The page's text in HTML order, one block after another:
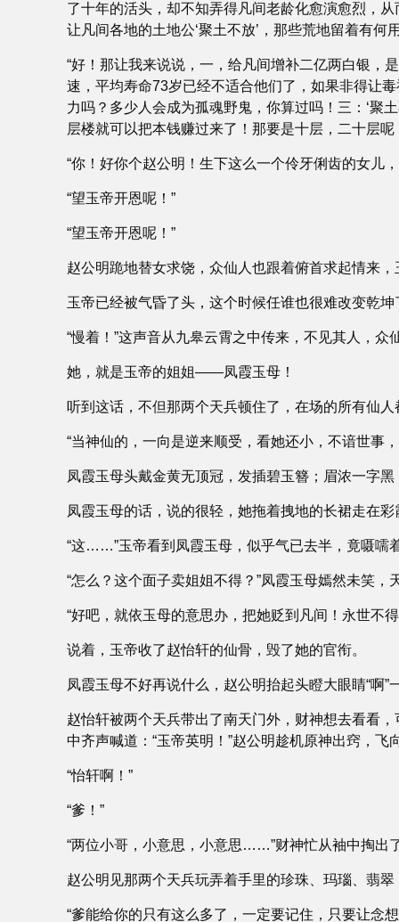
了十年的活头，却不知弄得凡间老龄化愈演愈烈，
让凡间各地的土地公‘聚土不放’，那些荒地留着有
“好！那让我来说说，一，给凡间增补二亿两白银，
速，平均寿命73岁已经不适合他们了，如果非得让
力吗？多少人会成为孤魂野鬼，你算过吗！三：‘聚
层楼就可以把本钱赚过来了！那要是十层，二十层
“你！好你个赵公明！生下这么一个伶牙俐齿的女儿
“望玉帝开恩呢！”
“望玉帝开恩呢！”
赵公明跪地替女求饶，众仙人也跟着俯首求起情来
玉帝已经被气昏了头，这个时候任谁也很难改变乾
“慢着！”这声音从九皋云霄之中传来，不见其人，
她，就是玉帝的姐姐――凤霞玉母！
听到这话，不但那两个天兵顿住了，在场的所有仙
“当神仙的，一向是逆来顺受，看她还小，不谙世事
凤霞玉母头戴金黄无顶冠，发插碧玉簪；眉浓一字
凤霞玉母的话，说的很轻，她拖着拽地的长裙走在
“这……”玉帝看到凤霞玉母，似乎气已去半，竟嗫嚅
“怎么？这个面子卖姐姐不得？”凤霞玉母嫣然未笑
“好吧，就依玉母的意思办，把她贬到凡间！永世不
说着，玉帝收了赵怡轩的仙骨，毁了她的官衔。
凤霞玉母不好再说什么，赵公明抬起头瞪大眼睛“啊
赵怡轩被两个天兵带出了南天门外，财神想去看看
中齐声喊道：“玉帝英明！”赵公明趁机原神出窍，飞
“怡轩啊！”
“爹！”
“两位小哥，小意思，小意思……”财神忙从袖中掏出
赵公明见那两个天兵玩弄着手里的珍珠、玛瑙、翡
“爹能给你的只有这么多了，一定要记住，只要让念